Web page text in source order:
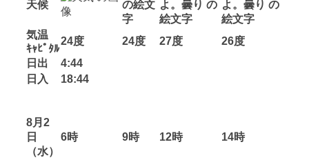
天候
気温
ｷｬﾋﾟﾀﾙ
24度 24度 27度
26度
日出
4:44
日入
18:44
8月2
日
（水）
6時 9時 12時 14時